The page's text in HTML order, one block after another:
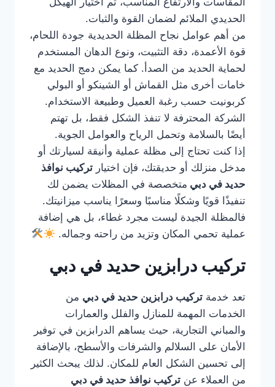
الحديدي الملائم لضمان القوة والثبات.
من أهم عوامل نجاح المظلة الحديدية جودة اللحام،
قوة الأعمدة، دقة التثبيت، ونوع الدهان المستخدم
لحماية الحديد من الصدأ. كما يمكن دمج الحديد مع
خامات أخرى مثل القماش أو الشينكو أو البولي
كربونيت حسب رغبة العميل وطبيعة الاستخدام.
الشركة المحترفة لا تنفذ الشكل فقط، بل تهتم
أيضًا بالسلامة وتحمل الرياح والعوامل الجوية.
إذا كنت تحتاج إلى مظلة عملية وأنيقة لسيارتك أو
مدخل منزلك أو حديقتك، فإن اختيار تركيب نوافذ
حديد في دبي متخصصة في المظلات يضمن لك
تنفيذًا قويًا وشكلًا مناسبًا وسعرًا يناسب ميزانيتك.
فالمظلة الجيدة ليست مجرد غطاء، بل هي إضافة
عملية تحمي المكان وتزيد من راحته وجماله.
تركيب درابزين حديد في دبي
تعد خدمة تركيب درابزين حديد في دبي من
الخدمات المهمة للمنازل والفلل والعمارات
والمباني التجارية، حيث يساهم الدرابزين في توفير
الأمان على السلالم والشرفات والأسطح، بالإضافة
إلى تحسين الشكل العام للمكان. لذلك يبحث الكثير
من العملاء عن تركيب نوافذ حديد في دبي